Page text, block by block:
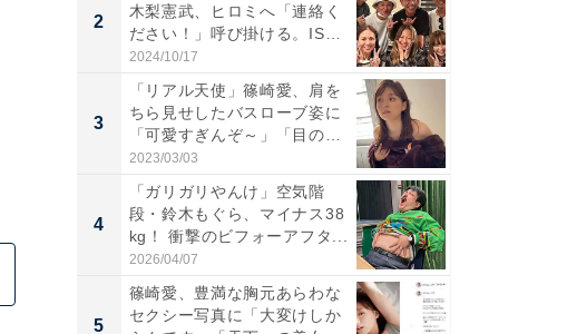
2
木梨憲武、ヒロミへ「連絡く
ださい！」呼び掛ける。IS
S...
2024/10/17
3
「リアル天使」篠崎愛、肩を
ちら見せしたバスローブ姿に
「可愛すぎんぞ～」「目の表
情...
2023/03/03
4
「ガリガリやんけ」空気階
段・鈴木もぐら、マイナス38
kg！ 衝撃のビフォーアフタ...
2026/04/07
5
篠崎愛、豊満な胸元あらわな
セクシー写真に「大変けしか